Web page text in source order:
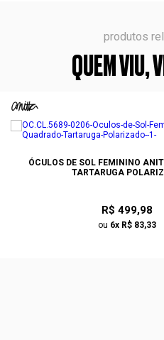
produtos
QUEM VIU,
ÓCULOS DE SOL FEMININO
TARTARUGA
R$ 499,98
ou 6x R$ 83,33